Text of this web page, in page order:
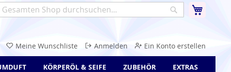
Suche
Meine Wunschliste Anmelden Ein Konto erstellen
KÖRPERÖL & SEIFE ZUBEHÖR EXTRAS